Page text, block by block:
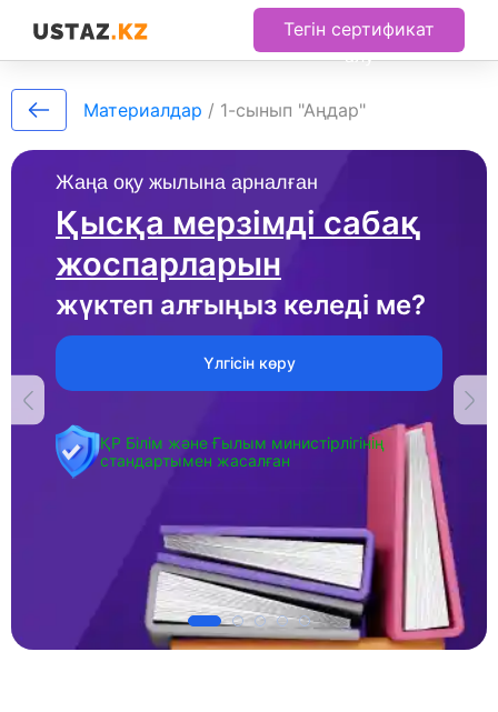
Тегін сертификат
алу
Жаңа оқу жылына арналған
Қысқа мерзімді сабақ
жоспарларын
жүктеп алғыңыз келеді ме?
Үлгісін көру
ҚР Білім және Ғылым министірлігінің
стандартымен жасалған
Материалдар / 1-сынып "Аңдар"